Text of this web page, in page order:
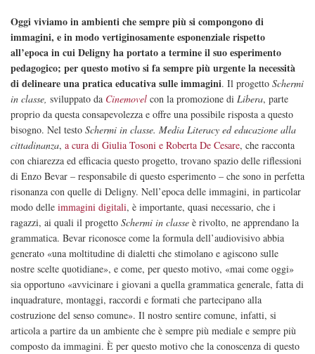
Oggi viviamo in ambienti che sempre più si compongono di
immagini, e in modo vertiginosamente esponenziale rispetto
all’epoca in cui Deligny ha portato a termine il suo esperimento
pedagogico; per questo motivo si fa sempre più urgente la necessità
di delineare una pratica educativa sulle immagini. Il progetto Schermi
in classe, sviluppato da Cinemovel con la promozione di Libera, parte
proprio da questa consapevolezza e offre una possibile risposta a questo
bisogno. Nel testo Schermi in classe. Media Literacy ed educazione alla
cittadinanza, a cura di Giulia Tosoni e Roberta De Cesare, che racconta
con chiarezza ed efficacia questo progetto, trovano spazio delle riflessioni
di Enzo Bevar – responsabile di questo esperimento – che sono in perfetta
risonanza con quelle di Deligny. Nell’epoca delle immagini, in particolar
modo delle immagini digitali, è importante, quasi necessario, che i
ragazzi, ai quali il progetto Schermi in classe è rivolto, ne apprendano la
grammatica. Bevar riconosce come la formula dell’audiovisivo abbia
generato «una moltitudine di dialetti che stimolano e agiscono sulle
nostre scelte quotidiane», e come, per questo motivo, «mai come oggi»
sia opportuno «avvicinare i giovani a quella grammatica generale, fatta di
inquadrature, montaggi, raccordi e formati che partecipano alla
costruzione del senso comune». Il nostro sentire comune, infatti, si
articola a partire da un ambiente che è sempre più mediale e sempre più
composto da immagini. È per questo motivo che la conoscenza di questo